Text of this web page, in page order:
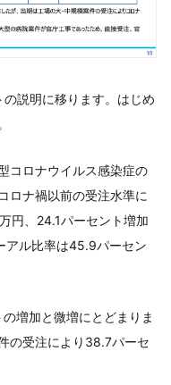
説明に移ります。はじめ
コロナウイルス感染症の
ロナ禍以前の受注水準に
円、24.1パーセント増加
アル比率は45.9パーセン
増加と微増にとどまりま
の受注により38.7パーセ